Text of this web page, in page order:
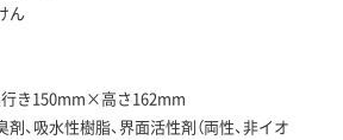
ん
き150mm×高さ162mm
、吸水性樹脂、界面活性剤（両性、非イオ